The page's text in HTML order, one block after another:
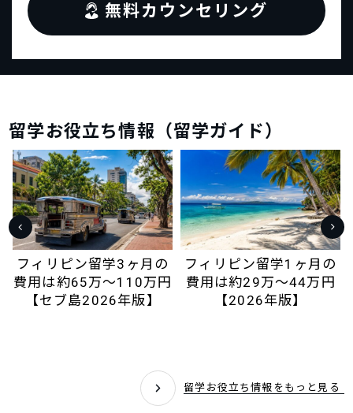
無料カウンセリング
留学お役立ち情報（留学ガイド）
フィリピン留学3ヶ月の
費用は約65万〜110万円
【セブ島2026年版】
フィリピン留学1ヶ月の
費用は約29万〜44万円
【2026年版】
留学お役立ち情報をもっと見る